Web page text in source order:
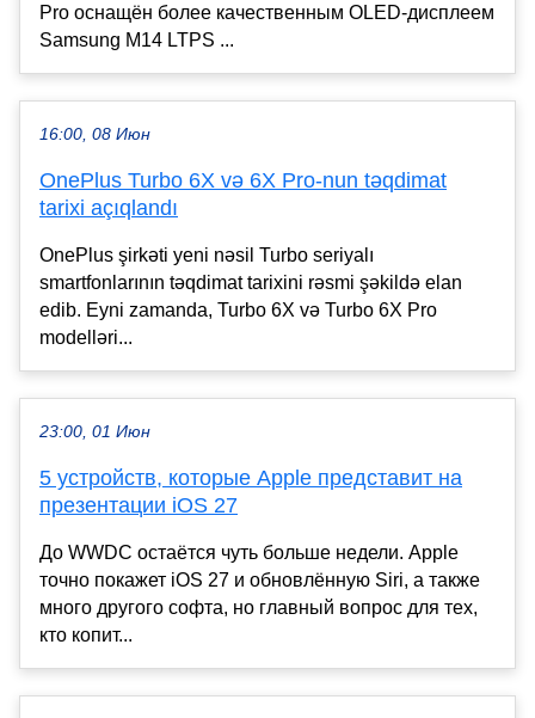
Pro оснащён более качественным OLED-дисплеем
Samsung M14 LTPS ...
16:00, 08 Июн
OnePlus Turbo 6X və 6X Pro-nun təqdimat
tarixi açıqlandı
OnePlus şirkəti yeni nəsil Turbo seriyalı
smartfonlarının təqdimat tarixini rəsmi şəkildə elan
edib. Eyni zamanda, Turbo 6X və Turbo 6X Pro
modelləri...
23:00, 01 Июн
5 устройств, которые Apple представит на
презентации iOS 27
До WWDC остаётся чуть больше недели. Apple
точно покажет iOS 27 и обновлённую Siri, а также
много другого софта, но главный вопрос для тех,
кто копит...